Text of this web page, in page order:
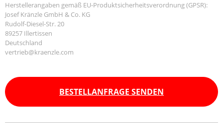
Herstellerangaben gemäß EU-Produktsicherheitsverordnung (GPSR):
Josef Kränzle GmbH & Co. KG
Rudolf-Diesel-Str. 20
89257 Illertissen
Deutschland
vertrieb@kraenzle.com
BESTELLANFRAGE SENDEN